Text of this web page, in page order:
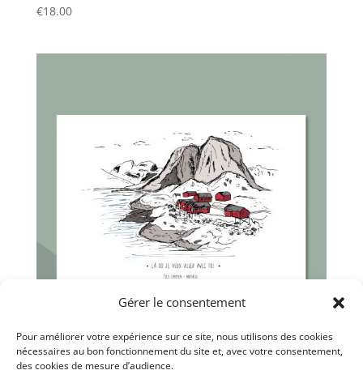
Gérer le consentement
Pour améliorer votre expérience sur ce site, nous utilisons des cookies
nécessaires au bon fonctionnement du site et, avec votre consentement,
des cookies de mesure d’audience.
€18.00
Îles Lofoten – Norvège